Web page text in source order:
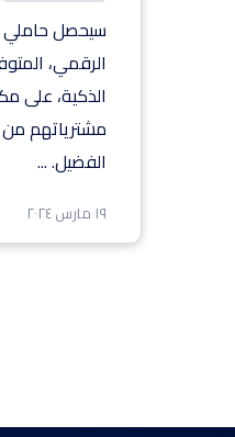
سيحصل حاملي
الرقمي،
الذكية، على
مشترياتهم
الفضيل....
١٩ مارس ٢٠٢٤